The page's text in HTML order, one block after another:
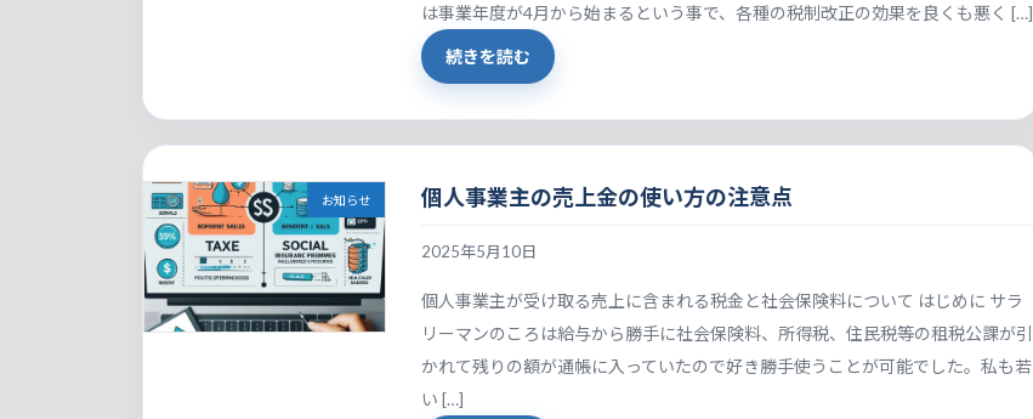
は事業年度が4月から始まるという事で、各種の税制改正の効果を良くも悪く […]
続きを読む
お知らせ 個人事業主の売上金の使い方の注意点
2025年5月10日
個人事業主が受け取る売上に含まれる税金と社会保険料について はじめに サラ
リーマンのころは給与から勝手に社会保険料、所得税、住民税等の租税公課が引
かれて残りの額が通帳に入っていたので好き勝手使うことが可能でした。私も若
い […]